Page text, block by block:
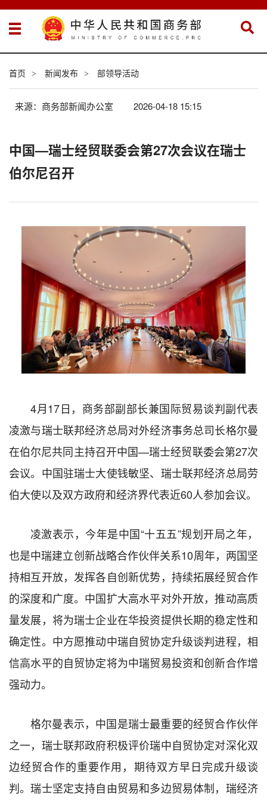
首页 > 新闻发布 > 部领导活动
来源：商务部新闻办公室 2026-04-18 15:15
中国—瑞士经贸联委会第27次会议在瑞士
伯尔尼召开
4月17日，商务部副部长兼国际贸易谈判副代表
凌激与瑞士联邦经济总局对外经济事务总司长格尔曼
在伯尔尼共同主持召开中国—瑞士经贸联委会第27次
会议。中国驻瑞士大使钱敏坚、瑞士联邦经济总局劳
伯大使以及双方政府和经济界代表近60人参加会议。
凌激表示，今年是中国“十五五”规划开局之年，
也是中瑞建立创新战略合作伙伴关系10周年，两国坚
持相互开放，发挥各自创新优势，持续拓展经贸合作
的深度和广度。中国扩大高水平对外开放，推动高质
量发展，将为瑞士企业在华投资提供长期的稳定性和
确定性。中方愿推动中瑞自贸协定升级谈判进程，相
信高水平的自贸协定将为中瑞贸易投资和创新合作增
强动力。
格尔曼表示，中国是瑞士最重要的经贸合作伙伴
之一，瑞士联邦政府积极评价瑞中自贸协定对深化双
边经贸合作的重要作用，期待双方早日完成升级谈
判。瑞士坚定支持自由贸易和多边贸易体制，瑞经济